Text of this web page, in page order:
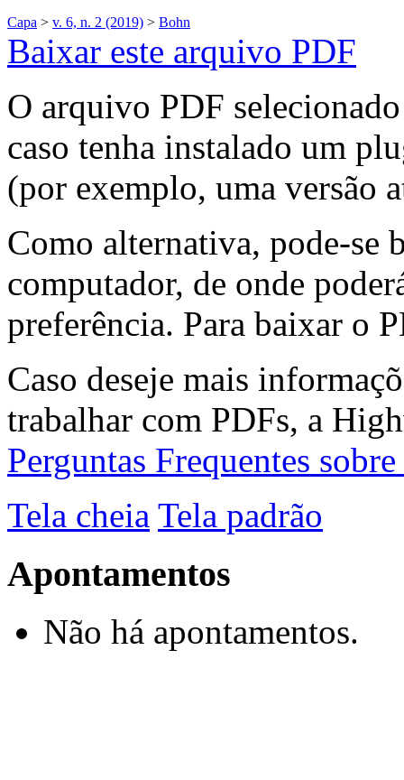
Capa > v. 6, n. 2 (2019) > Bohn
Baixar este arquivo PDF
O arquivo PDF
caso tenha instalado um
(por exemplo, uma versão
Como alternativa, pode-se
computador, de onde
preferência. Para baixar o
Caso deseje mais
trabalhar com PDFs, a
Perguntas Frequentes
Tela cheia Tela padrão
Apontamentos
Não há apontamentos.